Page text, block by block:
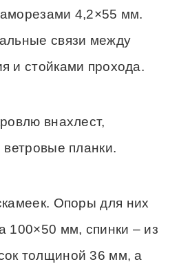
4,2×55 мм.
связи между
и стойками прохода.
внахлест,
ветровые планки.
Опоры для них
100×50 мм, спинки – из
толщиной 36 мм, а